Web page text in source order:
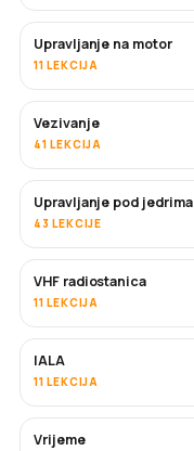
Upravljanje na motor
11 LEKCIJA
Vezivanje
41 LEKCIJA
Upravljanje pod jedrima
43 LEKCIJE
VHF radiostanica
11 LEKCIJA
IALA
11 LEKCIJA
Vrijeme